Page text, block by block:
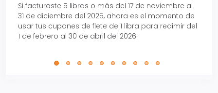
Si facturaste 5 libras o más del 17 de noviembre al
31 de diciembre del 2025, ahora es el momento de
usar tus cupones de flete de 1 libra para redimir del
1 de febrero al 30 de abril del 2026.